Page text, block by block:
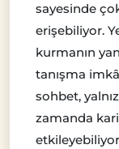
sayesinde
erişebiliyor.
kurmanın
tanışma
sohbet,
zamanda